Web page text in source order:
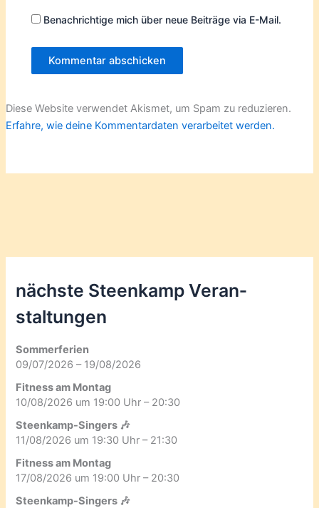
Benachrichtige mich über neue Beiträge via E-Mail.
Diese Website verwendet Akismet, um Spam zu reduzieren.
Erfahre, wie deine Kommentardaten verarbeitet werden.
nächste Steenkamp Veran­
staltungen
Sommerferien
09/07/2026 – 19/08/2026
Fitness am Montag
10/08/2026 um 19:00 Uhr – 20:30
Steenkamp-Singers 🎶
11/08/2026 um 19:30 Uhr – 21:30
Fitness am Montag
17/08/2026 um 19:00 Uhr – 20:30
Steenkamp-Singers 🎶